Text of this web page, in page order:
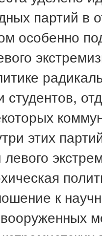
партий в
особенно
студентов,
этих
левого
к